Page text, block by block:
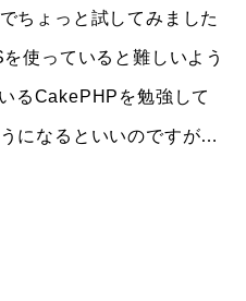
ちょっと試してみました
使っていると難しいよう
るCakePHPを勉強して
になるといいのですが…